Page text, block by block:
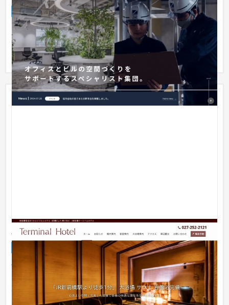
企業サイト 建設・工務店・住宅・リフォーム 201〜300万円
コーポレートサイト・採用サイトを一貫して制作いたしまし
た。制作のほか、母集団形成や採用フローのご支援もさせてい
ただいてお...
新前橋ターミナルホテル
31〜50万円
前橋市のビジネスホテルホームページを制作させていただきま
した。 ホテルの設備や利用料金をわかりやすく表記し、シンプ